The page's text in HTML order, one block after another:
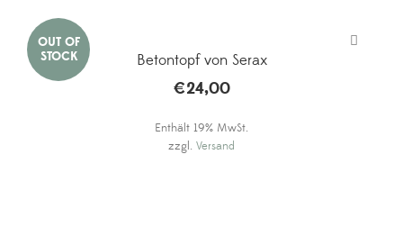
Betontopf von Serax
€24,00
Enthält 19% MwSt.
zzgl. Versand